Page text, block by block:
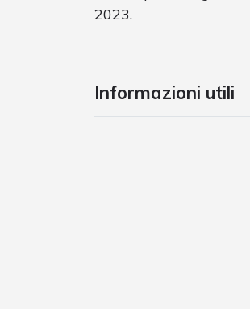
2023.
Informazioni utili